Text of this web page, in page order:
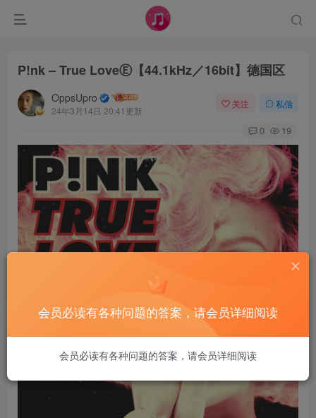
P!nk – True LoveⒺ【44.1kHz／16bit】德国区
OppsUpro
24年3月14日 20:41更新
关注 私信
0 19
会员必读有各种问题的答案，请会员详细阅读
会员必读有各种问题的答案，请会员详细阅读